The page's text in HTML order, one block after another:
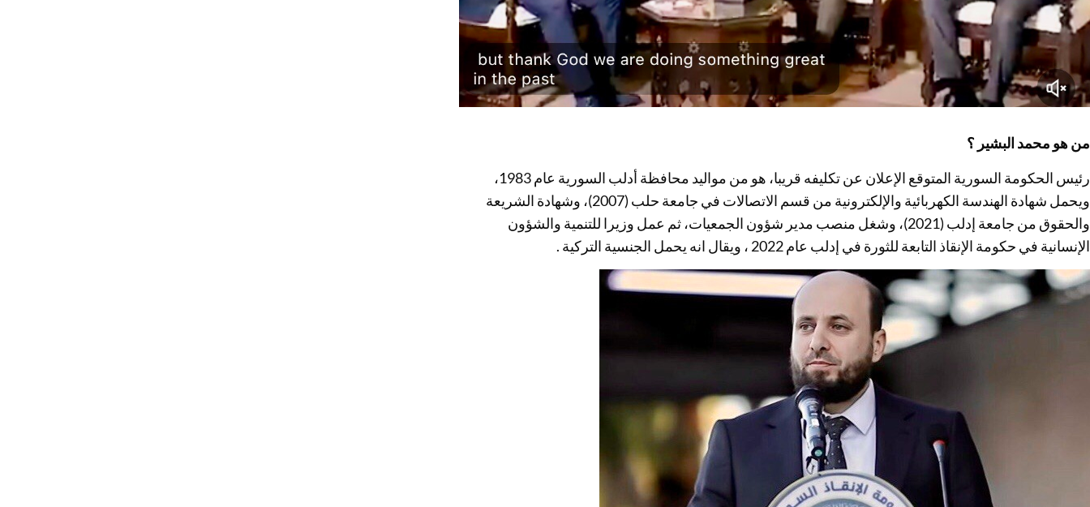
من هو محمد البشير ؟
رئيس الحكومة السورية المتوقع الإعلان عن تكليفه قريبا، هو من مواليد محافظة أدلب السورية عام 1983،
ويحمل شهادة الهندسة الكهربائية والإلكترونية من قسم الاتصالات في جامعة حلب (2007)، وشهادة الشريعة
والحقوق من جامعة إدلب (2021)، وشغل منصب مدير شؤون الجمعيات، ثم عمل وزيرا للتنمية والشؤون
الإنسانية في حكومة الإنقاذ التابعة للثورة في إدلب عام 2022 ، ويقال انه يحمل الجنسية التركية .